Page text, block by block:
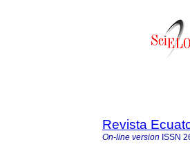
Revista
On-line version ISSN